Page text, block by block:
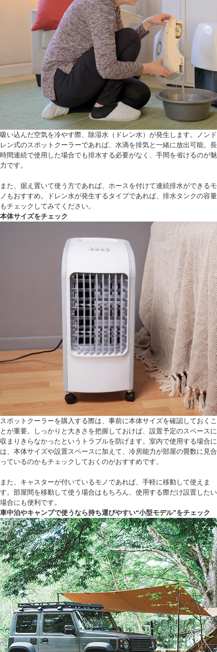
吸い込んだ空気を冷やす際、除湿水（ドレン水）が発生します。ノンド
レン式のスポットクーラーであれば、水滴を排気と一緒に放出可能。長
時間連続で使用した場合でも排水する必要がなく、手間を省けるのが魅
力です。
また、据え置いて使う方であれば、ホースを付けて連続排水ができるモ
ノもおすすめ。ドレン水が発生するタイプであれば、排水タンクの容量
もチェックしてみてください。
本体サイズをチェック
スポットクーラーを購入する際は、事前に本体サイズを確認しておくこ
とが重要。しっかりと大きさを把握しておけば、設置予定のスペースに
収まりきらなかったというトラブルを防げます。室内で使用する場合に
は、本体サイズや設置スペースに加えて、冷房能力が部屋の畳数に見合
っているのかもチェックしておくのがおすすめです。
また、キャスターが付いているモノであれば、手軽に移動して使えま
す。部屋間を移動して使う場合はもちろん、使用する際だけ設置したい
場合にも便利です。
車中泊やキャンプで使うなら持ち運びやすい“小型モデル”をチェック